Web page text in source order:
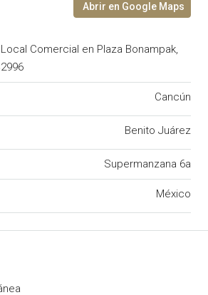
Comercial en Plaza Bonampak,
Cancún
Benito Juárez
Supermanzana 6a
México